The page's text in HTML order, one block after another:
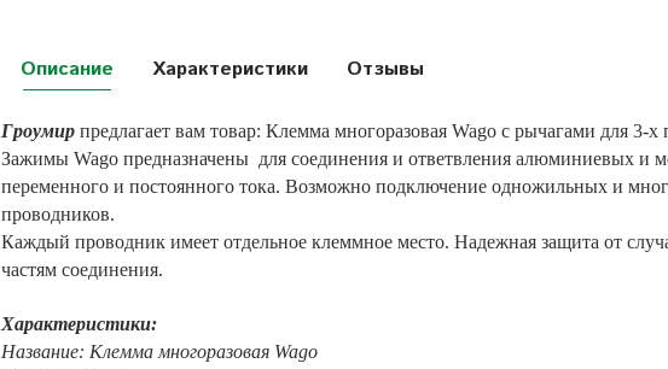
Описание
Гроумир предлагает вам товар: Клемма многоразовая Wago с рычагами для 3-х
Зажимы Wago предназначены для соединения и ответвления алюминиевых и
переменного и постоянного тока. Возможно подключение одножильных и
проводников.
Каждый проводник имеет отдельное клеммное место. Надежная защита от
частям соединения.
Характеристики:
Название: Клемма многоразовая Wago
Характеристики Отзывы